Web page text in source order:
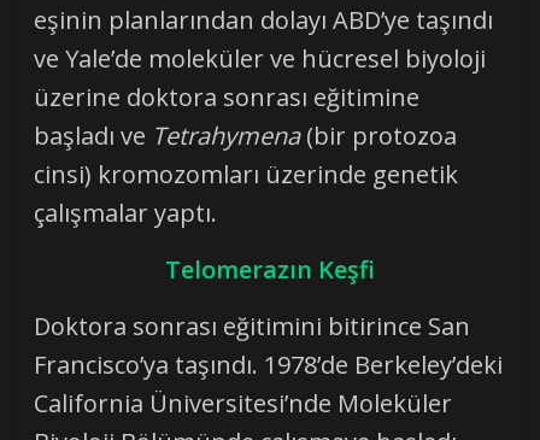
eşinin planlarından dolayı ABD’ye taşındı
ve Yale’de moleküler ve hücresel biyoloji
üzerine doktora sonrası eğitimine
başladı ve Tetrahymena(bir protozoa
cinsi) kromozomları üzerinde genetik
çalışmalar yaptı.
Telomerazın Keşfi
Doktora sonrası eğitimini bitirince San
Francisco’ya taşındı. 1978’de Berkeley’deki
California Üniversitesi’nde Moleküler